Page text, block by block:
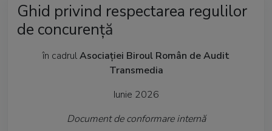
Ghid privind respectarea regulilor
de concurență
în cadrulAsociației Biroul Român de Audit
Transmedia
Iunie 2026
Document de conformare internă